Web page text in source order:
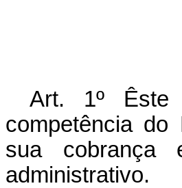
Art. 1º Êste
competência do
sua cobrança
administrativo.